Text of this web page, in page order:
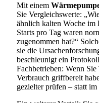
Mit einem
Sie Vergleichswerte:
ähnlich kalten Woche im
Starts pro Tag waren
zugenommen hat?“
sie die
beschleunigt ein
Fachbetrieben: Wenn
Verbrauch griffbereit
gezielter prüfen – statt